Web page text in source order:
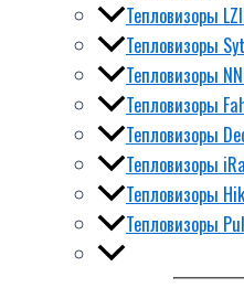
Тепловизоры
Тепловизоры
Тепловизоры
Тепловизоры
Тепловизоры
Тепловизоры
Тепловизоры
Тепловизоры